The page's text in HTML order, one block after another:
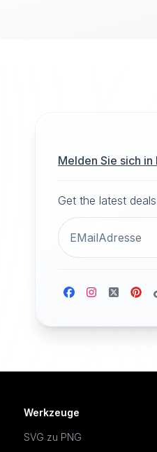
Melden Sie sich in
Get the latest
Werkzeuge
SVG zu PNG